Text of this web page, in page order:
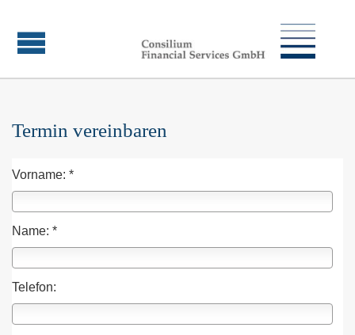
Termin ver­ein­baren
Vorname: *
Name: *
Telefon: